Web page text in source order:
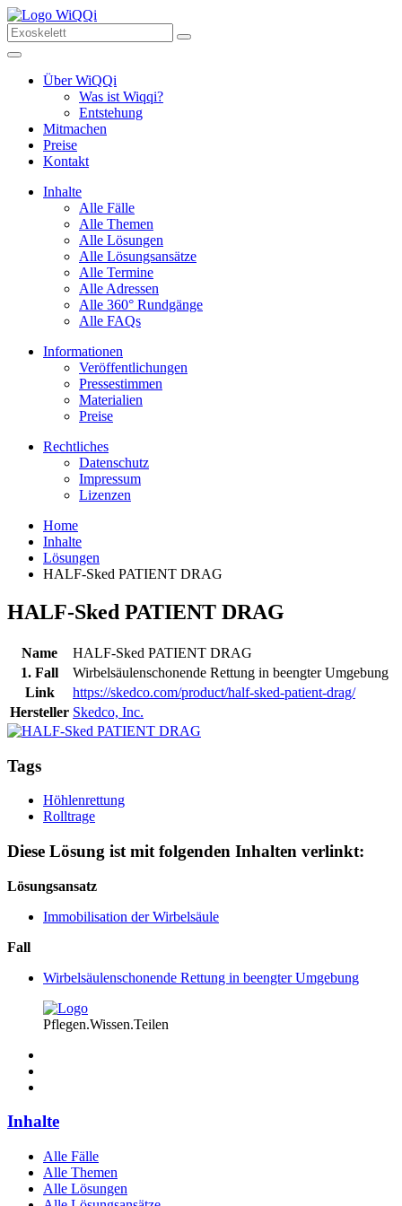
Über WiQQi
Was ist Wiqqi?
Entstehung
Mitmachen
Preise
Kontakt
Inhalte
Alle Fälle
Alle Themen
Alle Lösungen
Alle Lösungsansätze
Alle Termine
Alle Adressen
Alle 360° Rundgänge
Alle FAQs
Informationen
Veröffentlichungen
Pressestimmen
Materialien
Preise
Rechtliches
Datenschutz
Impressum
Lizenzen
Home
Inhalte
Lösungen
HALF-Sked PATIENT DRAG
HALF-Sked PATIENT DRAG
Name
HALF-Sked PATIENT DRAG
1. Fall
Wirbelsäulenschonende Rettung in beengter Umgebung
Link
https://skedco.com/product/half-sked-patient-drag/
Hersteller Skedco, Inc.
Tags
Höhlenrettung
Rolltrage
Diese Lösung ist mit folgenden Inhalten verlinkt:
Lösungsansatz
Immobilisation der Wirbelsäule
Fall
Wirbelsäulenschonende Rettung in beengter Umgebung
Pflegen.Wissen.Teilen
Inhalte
Alle Fälle
Alle Themen
Alle Lösungen